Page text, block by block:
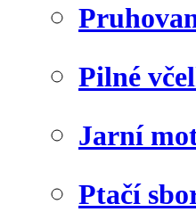
Pilné
Jarní
Ptačí